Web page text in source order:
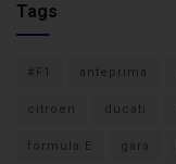
Tags
#F1 anteprima
citroen ducati
formula E gara